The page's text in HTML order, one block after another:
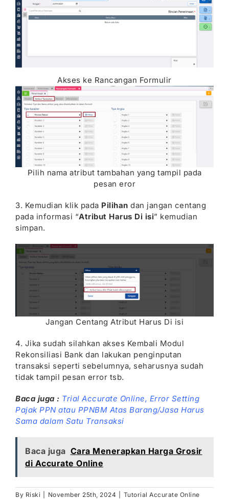
Akses ke Rancangan Formulir
Pilih nama atribut tambahan yang tampil pada
pesan eror
3. Kemudian klik pada Pilihan dan jangan centang
pada informasi “Atribut Harus Di isi” kemudian
simpan.
Jangan Centang Atribut Harus Di isi
4. Jika sudah silahkan akses Kembali Modul
Rekonsiliasi Bank dan lakukan penginputan
transaksi seperti sebelumnya, seharusnya sudah
tidak tampil pesan error tsb.
Baca juga : Trial Accurate Online, Error Setting
Pajak PPN atau PPNBM Atas Barang/Jasa Harus
Sama dalam Satu Transaksi
Baca juga Cara Menerapkan Harga Grosir
di Accurate Online
By Riski November 25th, 2024 Tutorial Accurate Online